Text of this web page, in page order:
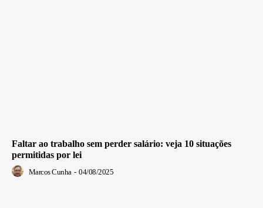
Faltar ao trabalho sem perder salário: veja 10 situações
permitidas por lei
Marcos Cunha - 04/08/2025